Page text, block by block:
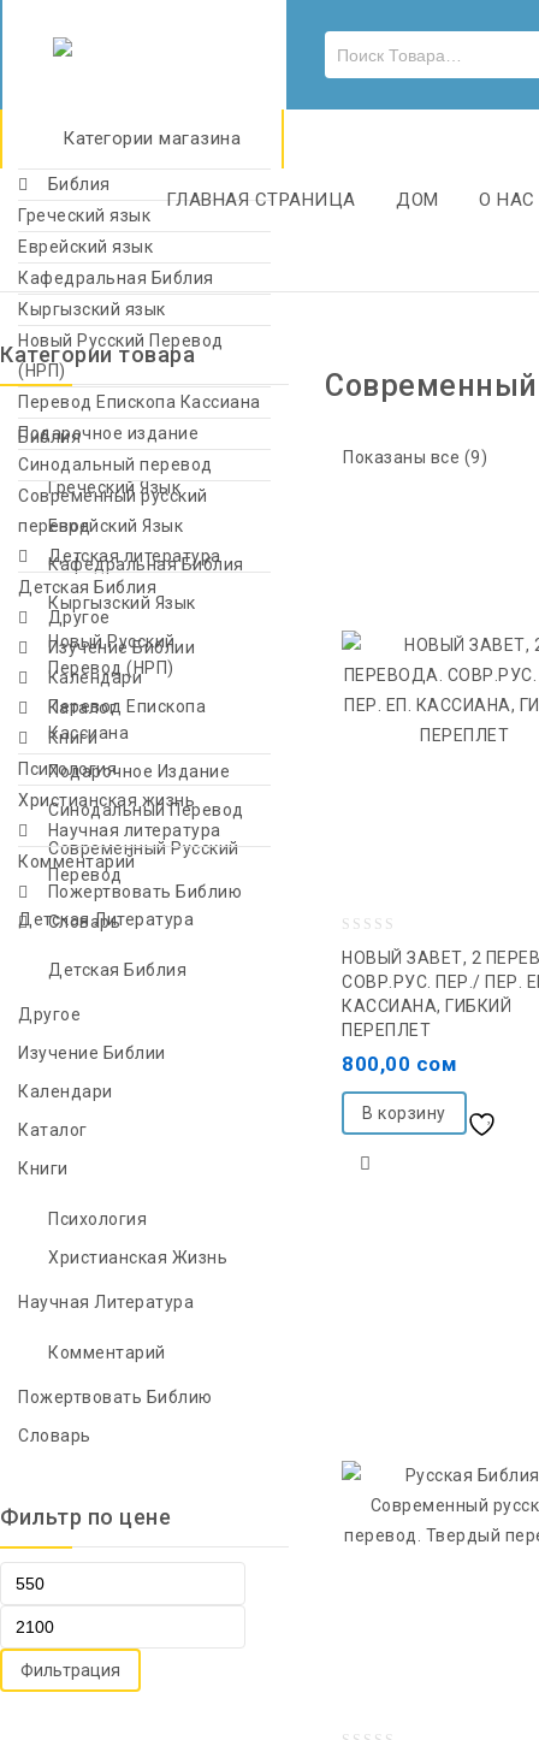
Категории магазина
Библия
Греческий язык
Еврейский язык
Кафедральная Библия
Кыргызский язык
Новый Русский Перевод
(НРП)
Перевод Епископа Кассиана
Подарочное издание
Синодальный перевод
Современный русский
перевод
Детская литература
Детская Библия
Другое
Изучение Библии
Календари
Каталог
Книги
Психология
Христианская жизнь
Научная литература
Комментарий
Пожертвовать Библию
Словарь
ГЛАВНАЯ СТРАНИЦА ДОМ О НАС
Современный
Показаны все (9)
out
of
5
НОВЫЙ ЗАВЕТ, 2
СОВР.РУС. ПЕР./ ПЕР.
КАССИАНА, ГИБКИЙ
ПЕРЕПЛЕТ
800,00 сом
В корзину
Категории товара
Библия
Греческий Язык
Еврейский Язык
Кафедральная Библия
Кыргызский Язык
Новый Русский
Перевод (НРП)
Перевод Епископа
Кассиана
Подарочное Издание
Синодальный Перевод
Современный Русский
Перевод
Детская Литература
Детская Библия
Другое
Изучение Библии
Календари
Каталог
Книги
Психология
Христианская Жизнь
Научная Литература
Комментарий
Пожертвовать Библию
Словарь
Фильтр по цене
Фильтрация